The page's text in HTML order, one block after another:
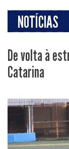
NOTÍCIAS
De volta à
Catarina